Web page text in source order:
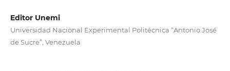
Editor Unemi
Universidad Nacional Experimental Politécnica “Antonio José
de Sucre”, Venezuela